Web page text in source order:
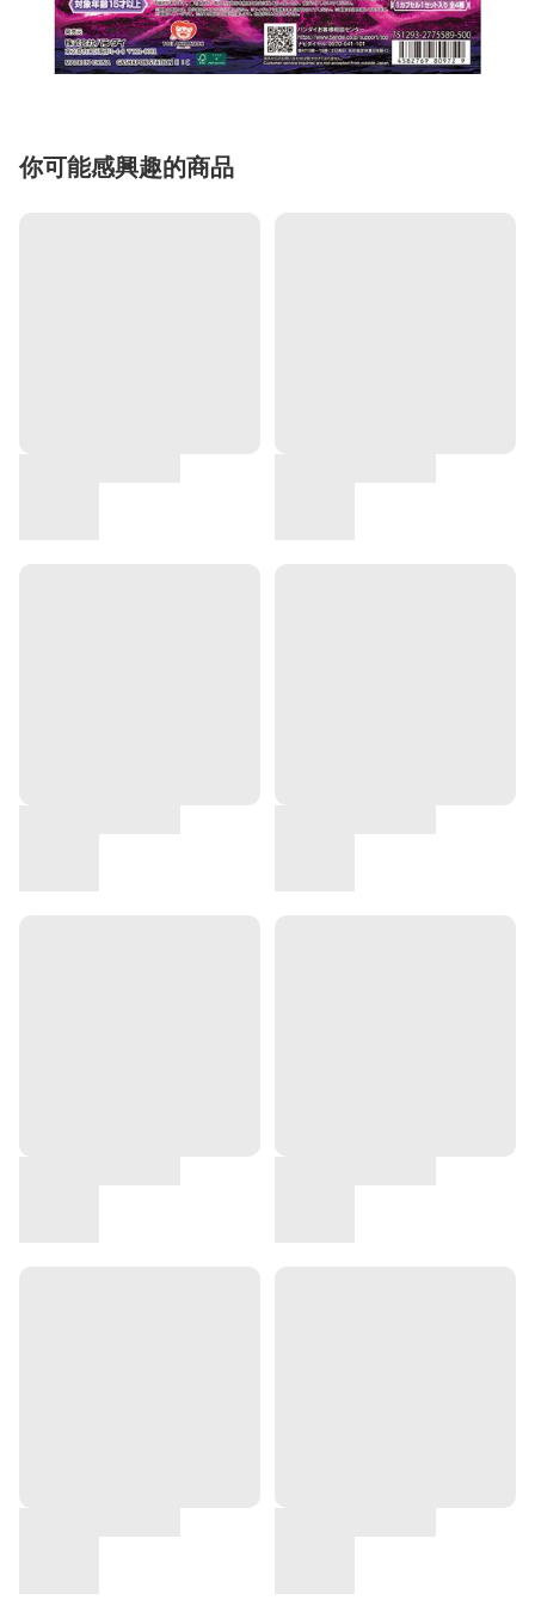
你可能感興趣的商品